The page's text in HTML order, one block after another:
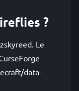
?
Le
data-